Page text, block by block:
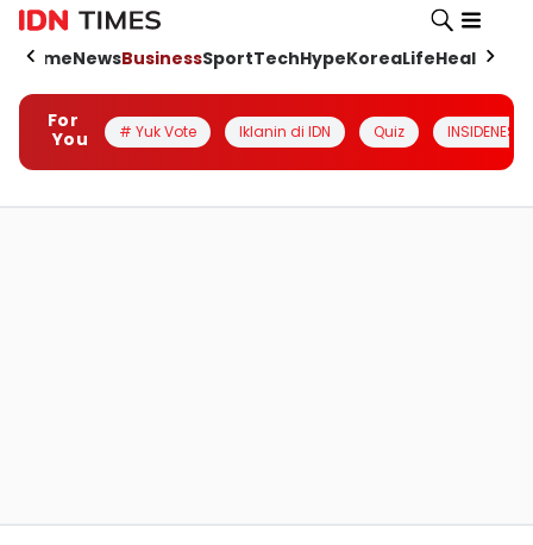
HomeNewsBusinessSportTechHypeKoreaLifeHealth
For
You
# Yuk Vote Iklanin di IDN Quiz INSIDENESIA